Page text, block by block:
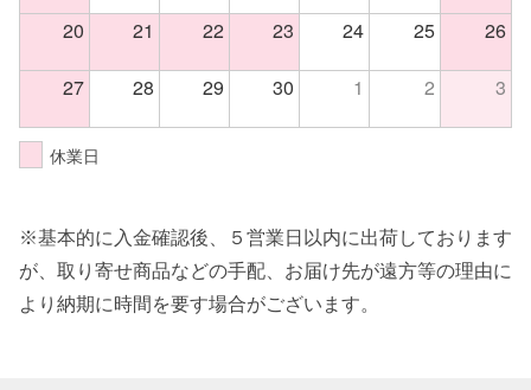
20 21 22 23 24 25 26
27 28 29 30 1 2 3
休業日
※基本的に入金確認後、５営業日以内に出荷しております
が、取り寄せ商品などの手配、お届け先が遠方等の理由に
より納期に時間を要す場合がございます。